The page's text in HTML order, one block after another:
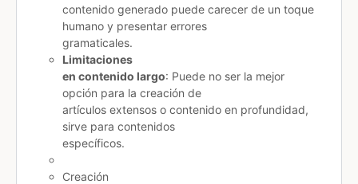
contenido generado puede carecer de un toque
humano y presentar errores
gramaticales.​
Limitaciones
en contenido largo: Puede no ser la mejor
opción para la creación de
artículos extensos o contenido en profundidad,
sirve para contenidos
específicos.​
Creación